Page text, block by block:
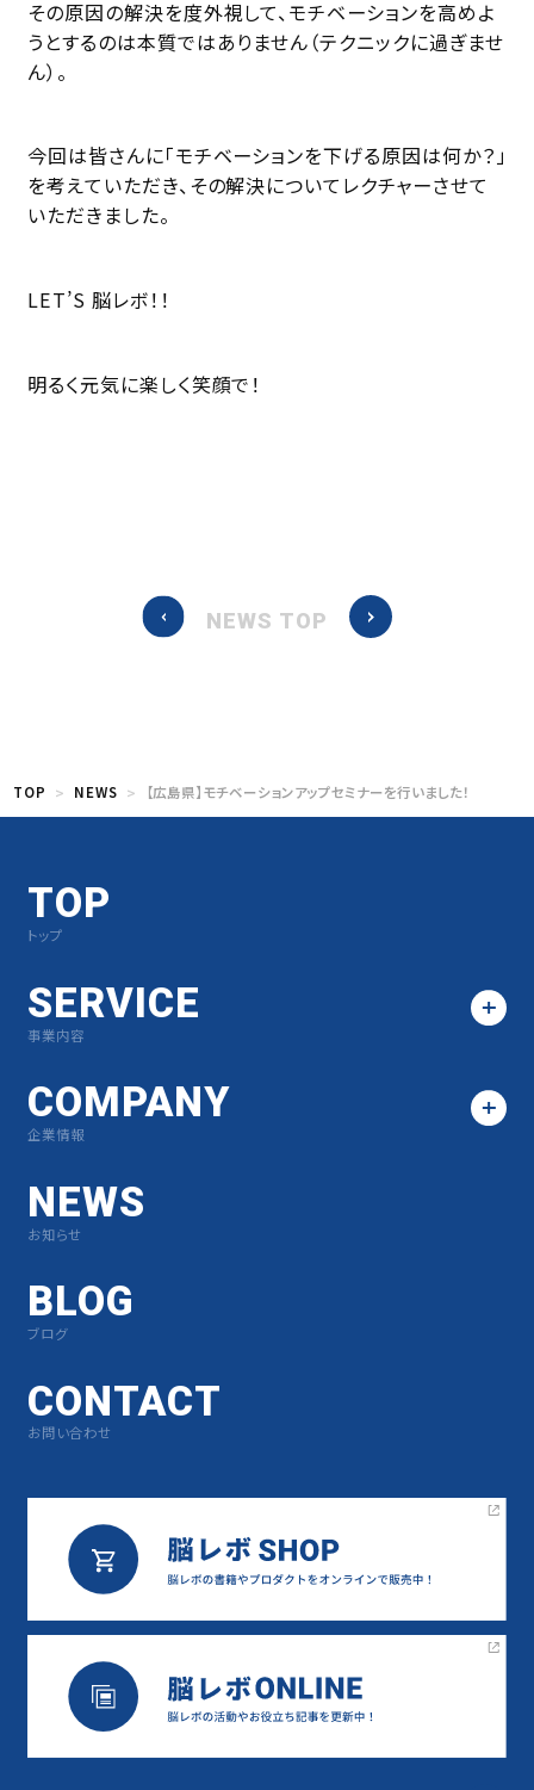
その原因の解決を度外視して、モチベーションを高めよ
うとするのは本質ではありません（テクニックに過ぎませ
ん）。
今回は皆さんに「モチベーションを下げる原因は何か？」
を考えていただき、その解決についてレクチャーさせて
いただきました。
LET’S 脳レボ！！
明るく元気に楽しく笑顔で！
NEWS TOP
TOP NEWS 【広島県】モチベーションアップセミナーを行いました！
TOP
トップ
SERVICE
事業内容
COMPANY
企業情報
NEWS
お知らせ
BLOG
ブログ
CONTACT
お問い合わせ